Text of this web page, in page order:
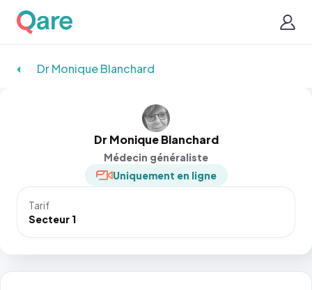
Dr Monique Blanchard
Dr Monique Blanchard
Médecin généraliste
Uniquement en ligne
Tarif
Secteur 1